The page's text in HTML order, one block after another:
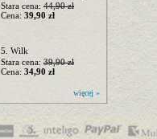
Stara cena: 44,90 zł
Cena: 39,90 zł
5. Wilk
Stara cena: 39,90 zł
Cena: 34,90 zł
więcej »